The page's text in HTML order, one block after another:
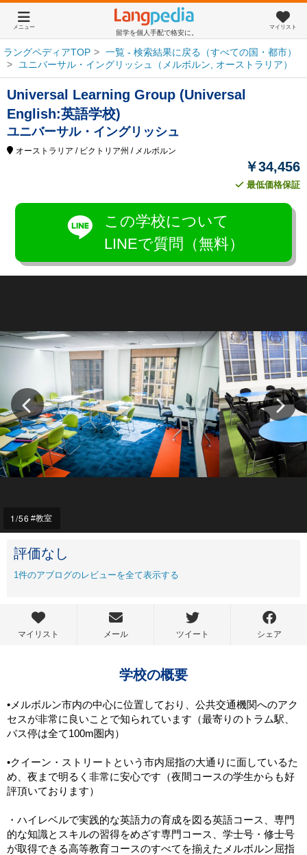
留学を個人手配で格安に。
メニュー マイリスト
ラングペディアTOP
一覧 - 検索結果に戻る（すべての国・都市）
ユニバーサル・イングリッシュ（メルボルン, オーストラリア）
Universal Learning Group (Universal
English:英語学校)
ユニバーサル・イングリッシュ
オーストラリア / ビクトリア州 / メルボルン
￥34,456
最低価格保証
この学校について
LINEで質問（無料）
1/56 教室
評価なし
1件のアブログのレビューを全て表示する
マイリスト メール ツイート シェア
学校の概要
•メルボルン市内の中心に位置しており、公共交通機関へのアク
セスが非常に良いことで知られています（最寄りのトラム駅、
バス停は全て100m圏内）
•クイーン・ストリートという市内屈指の大通りに面しているた
め、夜まで明るく非常に安心です（夜間コースの学生からも好
評頂いております）
・ハイレベルで実践的な英語力の育成を図る英語コース、専門
的な知識とスキルの習得をめざす専門コース、学士号・修士号
が取得できる高等教育コースのすべてを揃えたメルボルン屈指